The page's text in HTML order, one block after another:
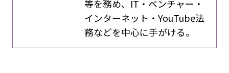
等を務め、IT・ベンチャー・
インターネット・YouTube法
務などを中心に手がける。